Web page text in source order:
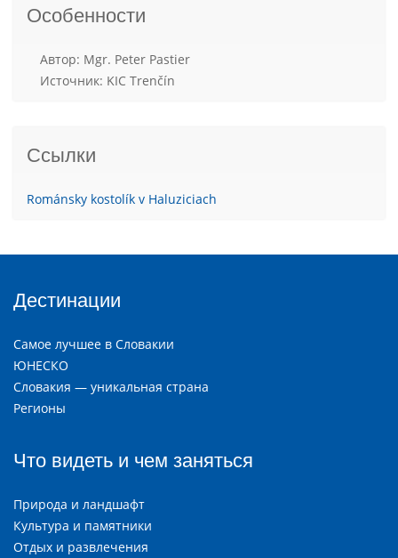
Особенности
Aвтор: Mgr. Peter Pastier
Источник: KIC Trenčín
Ссылки
Románsky kostolík v Haluziciach
Дестинации
Самое лучшее в Словакии
ЮНЕСКО
Словакия — уникальная страна
Регионы
Что видеть и чем заняться
Природа и ландшафт
Культура и памятники
Отдых и развлечения